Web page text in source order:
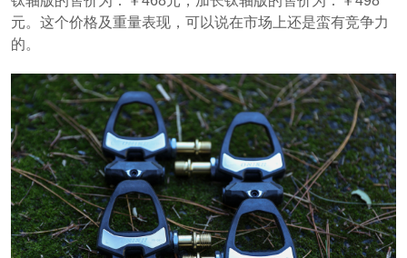
元。这个价格及重量表现，可以说在市场上还是蛮有竞争力
的。